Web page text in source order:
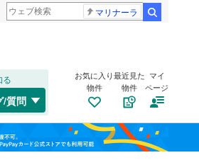
マリナーラ
る
/質問
お気に入り
物件
最近見た
物件
マイ
ページ
毛区(58)
浜区(5)
日(2)
林(5)
房線(1)
田線(0)
金線(0)
道路（0）
家あり（0）